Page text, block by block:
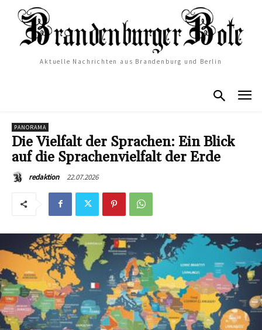
Aktuelle Nachrichten aus Brandenburg und Berlin
PANORAMA
Die Vielfalt der Sprachen: Ein Blick
auf die Sprachenvielfalt der Erde
redaktion 22.07.2026